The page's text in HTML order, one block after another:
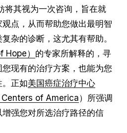
将其视为一次咨询，旨在就
点，从而帮助您做出最明智
杂的诊断，这尤其有帮助。
） 的专家所解释的，寻
现有的治疗方案，也能为您
正如美国癌症治疗中心
Centers of America）所强调
强您对所选治疗路径的信